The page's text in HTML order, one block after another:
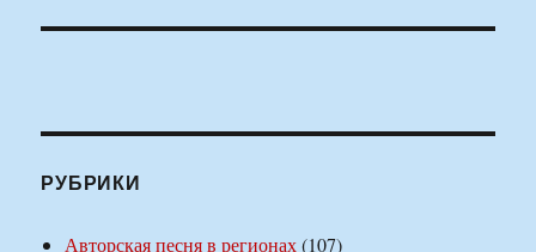
РУБРИКИ
Авторская песня в регионах(107)